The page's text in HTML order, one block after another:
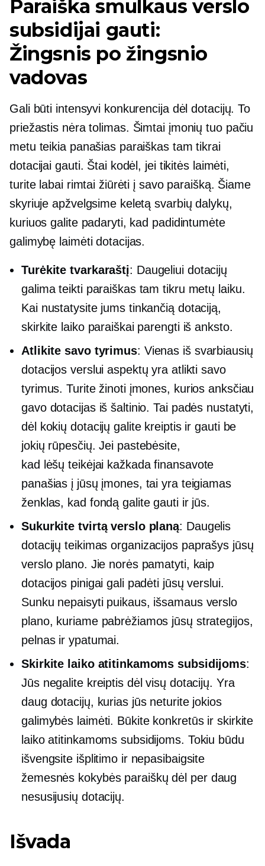
Paraiška smulkaus verslo
subsidijai gauti:
Žingsnis po žingsnio
vadovas
Gali būti intensyvi konkurencija dėl dotacijų. To
priežastis nėratolimas. Šimtai įmonių tuo pačiu
metu teikia panašias paraiškas tam tikrai
dotacijai gauti. Štai kodėl, jei tikitės laimėti,
turite labai rimtai žiūrėti į savo paraišką. Šiame
skyriuje apžvelgsime keletą svarbių dalykų,
kuriuos galite padaryti, kad padidintumėte
galimybę laimėti dotacijas.
Turėkite tvarkaraštį: Daugeliui dotacijų
galima teikti paraiškas tam tikru metų laiku.
Kai nustatysite jums tinkančią dotaciją,
skirkite laiko paraiškai parengti iš anksto.
Atlikite savo tyrimus: Vienas iš svarbiausių
dotacijos verslui aspektų yra atlikti savo
tyrimus. Turite žinoti įmones, kurios anksčiau
gavo dotacijas iš šaltinio. Tai padės nustatyti,
dėl kokių dotacijų galite kreiptis ir gauti be
jokių rūpesčių. Jei pastebėsite,
kad lėšų teikėjai kažkada finansavote
panašias į jūsų įmones, tai yra teigiamas
ženklas, kad fondą galite gauti ir jūs.
Sukurkite tvirtą verslo planą: Daugelis
dotacijų teikimas organizacijos paprašys jūsų
verslo plano. Jie norės pamatyti, kaip
dotacijos pinigai gali padėti jūsų verslui.
Sunku nepaisyti puikaus, išsamaus verslo
plano, kuriame pabrėžiamos jūsų strategijos,
pelnas ir ypatumai.
Skirkite laiko atitinkamoms subsidijoms:
Jūs negalite kreiptis dėl visų dotacijų. Yra
daug dotacijų, kurias jūs neturite jokios
galimybės laimėti. Būkite konkretūs ir skirkite
laiko atitinkamoms subsidijoms. Tokiu būdu
išvengsite išplitimo ir nepasibaigsite
žemesnės kokybėsparaiškų dėl per daug
nesusijusių dotacijų.
Išvada